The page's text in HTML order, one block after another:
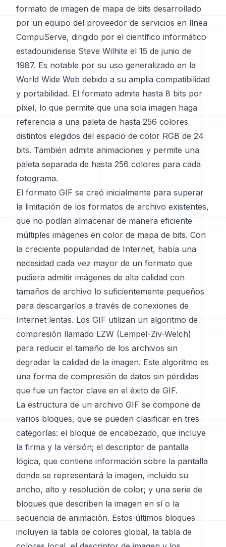
formato de imagen de mapa de bits desarrollado
por un equipo del proveedor de servicios en línea
CompuServe, dirigido por el científico informático
estadounidense Steve Wilhite el 15 de junio de
1987. Es notable por su uso generalizado en la
World Wide Web debido a su amplia compatibilidad
y portabilidad. El formato admite hasta 8 bits por
píxel, lo que permite que una sola imagen haga
referencia a una paleta de hasta 256 colores
distintos elegidos del espacio de color RGB de 24
bits. También admite animaciones y permite una
paleta separada de hasta 256 colores para cada
fotograma.
El formato GIF se creó inicialmente para superar
la limitación de los formatos de archivo existentes,
que no podían almacenar de manera eficiente
múltiples imágenes en color de mapa de bits. Con
la creciente popularidad de Internet, había una
necesidad cada vez mayor de un formato que
pudiera admitir imágenes de alta calidad con
tamaños de archivo lo suficientemente pequeños
para descargarlos a través de conexiones de
Internet lentas. Los GIF utilizan un algoritmo de
compresión llamado LZW (Lempel-Ziv-Welch)
para reducir el tamaño de los archivos sin
degradar la calidad de la imagen. Este algoritmo es
una forma de compresión de datos sin pérdidas
que fue un factor clave en el éxito de GIF.
La estructura de un archivo GIF se compone de
varios bloques, que se pueden clasificar en tres
categorías: el bloque de encabezado, que incluye
la firma y la versión; el descriptor de pantalla
lógica, que contiene información sobre la pantalla
donde se representará la imagen, incluido su
ancho, alto y resolución de color; y una serie de
bloques que describen la imagen en sí o la
secuencia de animación. Estos últimos bloques
incluyen la tabla de colores global, la tabla de